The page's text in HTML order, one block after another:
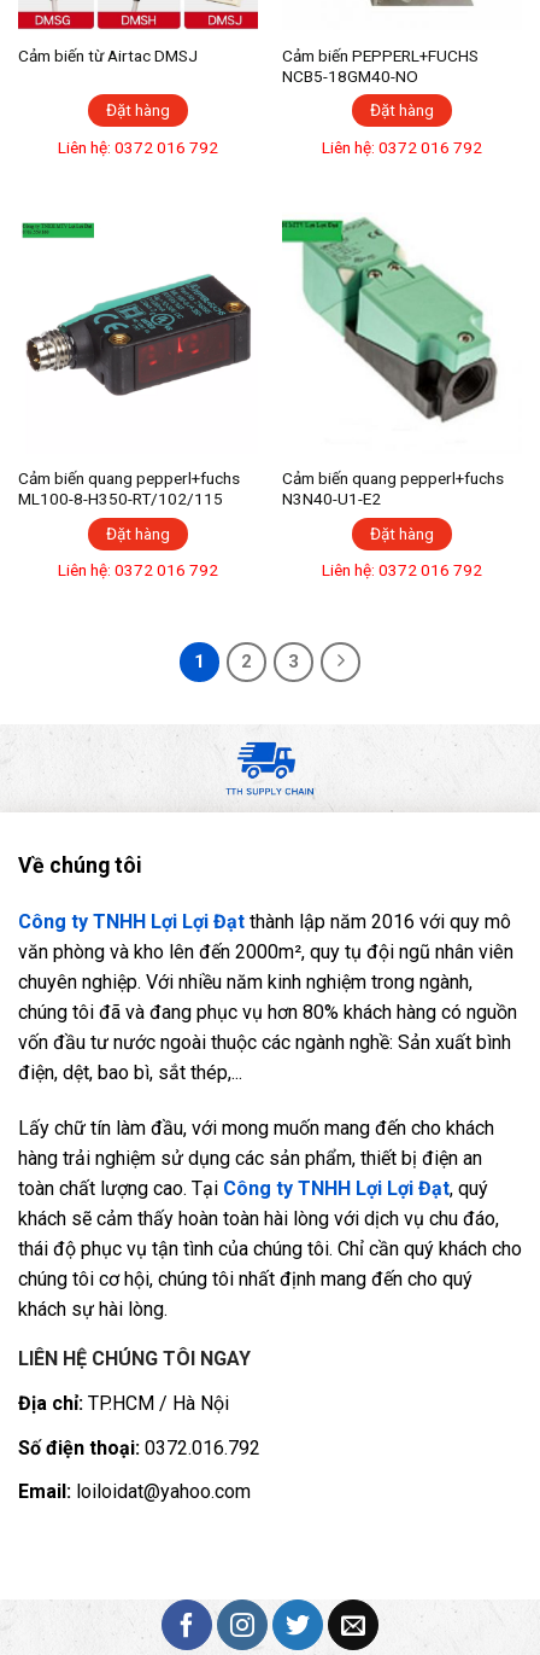
Cảm biến từ Airtac DMSJ
Đặt hàng
Liên hệ: 0372 016 792
Cảm biến PEPPERL+FUCHS
NCB5-18GM40-NO
Đặt hàng
Liên hệ: 0372 016 792
Cảm biến quang pepperl+fuchs
ML100-8-H350-RT/102/115
Đặt hàng
Liên hệ: 0372 016 792
Cảm biến quang pepperl+fuchs
N3N40-U1-E2
Đặt hàng
Liên hệ: 0372 016 792
1 2 3
Về chúng tôi
Công ty TNHH Lợi Lợi Đạt thành lập năm 2016 với quy mô
văn phòng và kho lên đến 2000m², quy tụ đội ngũ nhân viên
chuyên nghiệp. Với nhiều năm kinh nghiệm trong ngành,
chúng tôi đã và đang phục vụ hơn 80% khách hàng có nguồn
vốn đầu tư nước ngoài thuộc các ngành nghề: Sản xuất bình
điện, dệt, bao bì, sắt thép,...
Lấy chữ tín làm đầu, với mong muốn mang đến cho khách
hàng trải nghiệm sử dụng các sản phẩm, thiết bị điện an
toàn chất lượng cao. Tại Công ty TNHH Lợi Lợi Đạt, quý
khách sẽ cảm thấy hoàn toàn hài lòng với dịch vụ chu đáo,
thái độ phục vụ tận tình của chúng tôi. Chỉ cần quý khách cho
chúng tôi cơ hội, chúng tôi nhất định mang đến cho quý
khách sự hài lòng.
LIÊN HỆ CHÚNG TÔI NGAY
Địa chỉ: TP.HCM / Hà Nội
Số điện thoại: 0372.016.792
Email: loiloidat@yahoo.com